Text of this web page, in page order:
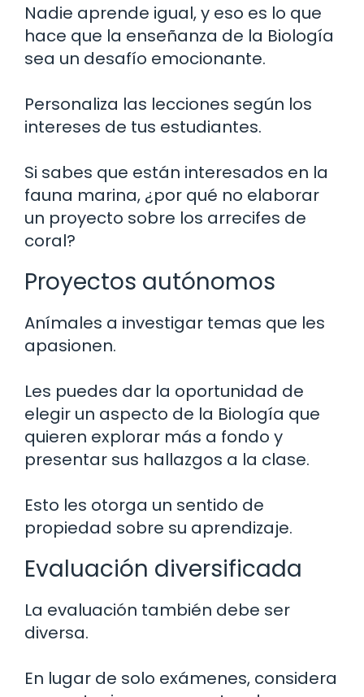
Nadie aprende igual, y eso es lo que
hace que la enseñanza de la Biología
sea un desafío emocionante.
Personaliza las lecciones según los
intereses de tus estudiantes.
Si sabes que están interesados en la
fauna marina, ¿por qué no elaborar
un proyecto sobre los arrecifes de
coral?
Proyectos autónomos
Anímales a investigar temas que les
apasionen.
Les puedes dar la oportunidad de
elegir un aspecto de la Biología que
quieren explorar más a fondo y
presentar sus hallazgos a la clase.
Esto les otorga un sentido de
propiedad sobre su aprendizaje.
Evaluación diversificada
La evaluación también debe ser
diversa.
En lugar de solo exámenes, considera